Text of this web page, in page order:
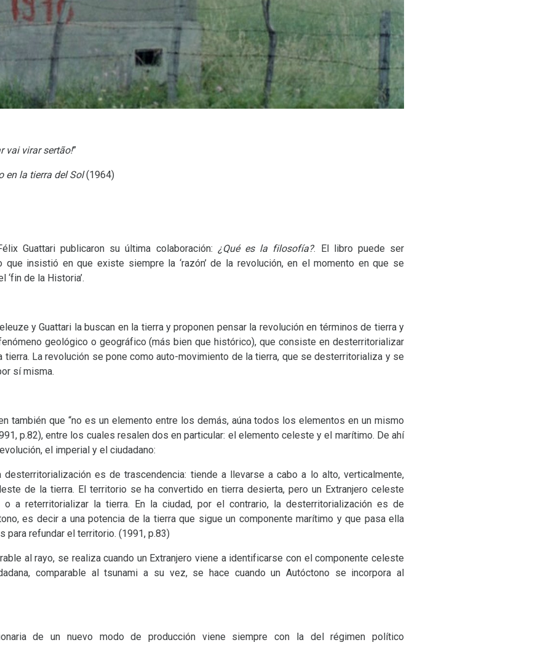
vai virar sertão!”
en la tierra del Sol(1964)
Guattari publicaron su última colaboración: ¿Qué es la filosofía?. El libro puede ser
que insistió en que existe siempre la ‘razón’ de la revolución, en el momento en que se
‘fin de la Historia’.
y Guattari la buscan en la tierra y proponen pensar la revolución en términos de tierra y
geológico o geográfico (más bien que histórico), que consiste en desterritorializar
La revolución se pone como auto-movimiento de la tierra, que se desterritorializa y se
sí misma.
que “no es un elemento entre los demás, aúna todos los elementos en un mismo
p.82), entre los cuales resalen dos en particular: el elemento celeste y el marítimo. De ahí
el imperial y el ciudadano:
es de trascendencia: tiende a llevarse a cabo a lo alto, verticalmente,
de la tierra. El territorio se ha convertido en tierra desierta, pero un Extranjero celeste
a reterritorializar la tierra. En la ciudad, por el contrario, la desterritorialización es de
es decir a una potencia de la tierra que sigue un componente marítimo y que pasa ella
para refundar el territorio. (1991, p.83)
al rayo, se realiza cuando un Extranjero viene a identificarse con el componente celeste
comparable al tsunami a su vez, se hace cuando un Autóctono se incorpora al
de un nuevo modo de producción viene siempre con la del régimen político